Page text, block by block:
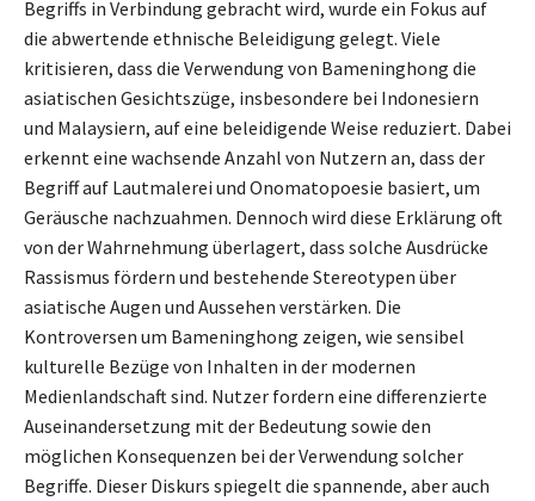
Begriffs in Verbindung gebracht wird, wurde ein Fokus auf
die abwertende ethnische Beleidigung gelegt. Viele
kritisieren, dass die Verwendung von Bameninghong die
asiatischen Gesichtszüge, insbesondere bei Indonesiern
und Malaysiern, auf eine beleidigende Weise reduziert. Dabei
erkennt eine wachsende Anzahl von Nutzern an, dass der
Begriff auf Lautmalerei und Onomatopoesie basiert, um
Geräusche nachzuahmen. Dennoch wird diese Erklärung oft
von der Wahrnehmung überlagert, dass solche Ausdrücke
Rassismus fördern und bestehende Stereotypen über
asiatische Augen und Aussehen verstärken. Die
Kontroversen um Bameninghong zeigen, wie sensibel
kulturelle Bezüge von Inhalten in der modernen
Medienlandschaft sind. Nutzer fordern eine differenzierte
Auseinandersetzung mit der Bedeutung sowie den
möglichen Konsequenzen bei der Verwendung solcher
Begriffe. Dieser Diskurs spiegelt die spannende, aber auch